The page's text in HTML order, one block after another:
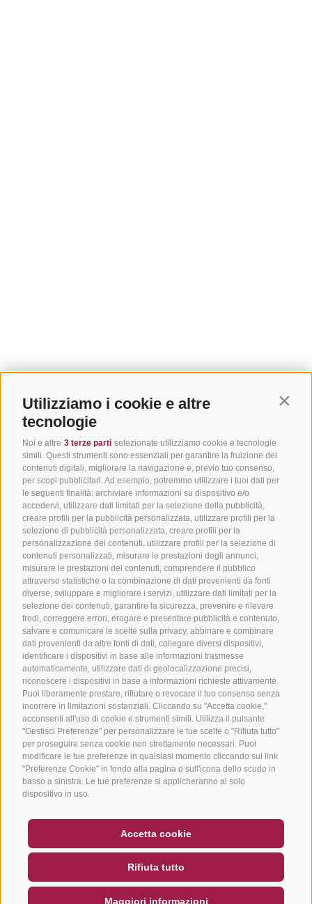
Utilizziamo i cookie e altre
tecnologie
Noi e altre 3 terze parti selezionate utilizziamo cookie e tecnologie
simili. Questi strumenti sono essenziali per garantire la fruizione dei
contenuti digitali, migliorare la navigazione e, previo tuo consenso,
per scopi pubblicitari. Ad esempio, potremmo utilizzare i tuoi dati per
le seguenti finalità: archiviare informazioni su dispositivo e/o
accedervi, utilizzare dati limitati per la selezione della pubblicità,
creare profili per la pubblicità personalizzata, utilizzare profili per la
selezione di pubblicità personalizzata, creare profili per la
personalizzazione dei contenuti, utilizzare profili per la selezione di
contenuti personalizzati, misurare le prestazioni degli annunci,
misurare le prestazioni dei contenuti, comprendere il pubblico
attraverso statistiche o la combinazione di dati provenienti da fonti
diverse, sviluppare e migliorare i servizi, utilizzare dati limitati per la
selezione dei contenuti, garantire la sicurezza, prevenire e rilevare
frodi, correggere errori, erogare e presentare pubblicità e contenuto,
salvare e comunicare le scelte sulla privacy, abbinare e combinare
dati provenienti da altre fonti di dati, collegare diversi dispositivi,
identificare i dispositivi in base alle informazioni trasmesse
automaticamente, utilizzare dati di geolocalizzazione precisi,
riconoscere i dispositivi in base a informazioni richieste attivamente.
Puoi liberamente prestare, rifiutare o revocare il tuo consenso senza
incorrere in limitazioni sostanziali. Cliccando su "Accetta cookie,"
acconsenti all'uso di cookie e strumenti simili. Utilizza il pulsante
"Gestisci Preferenze" per personalizzare le tue scelte o "Rifiuta tutto"
per proseguire senza cookie non strettamente necessari. Puoi
modificare le tue preferenze in qualsiasi momento cliccando sul link
"Preferenze Cookie" in fondo alla pagina o sull'icona dello scudo in
basso a sinistra. Le tue preferenze si applicheranno al solo
dispositivo in uso.
Accetta cookie
Rifiuta tutto
Maggiori informazioni
NEWSLETTER
SOCIAL WALL METEO